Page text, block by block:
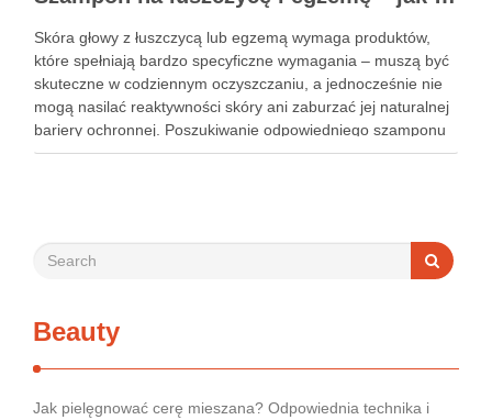
Skóra głowy z łuszczycą lub egzemą wymaga produktów,
które spełniają bardzo specyficzne wymagania – muszą być
skuteczne w codziennym oczyszczaniu, a jednocześnie nie
mogą nasilać reaktywności skóry ani zaburzać jej naturalnej
bariery ochronnej. Poszukiwanie odpowiedniego szamponu
bywa dla wielu pacjentów procesem długim i frustrującym, bo
Beauty
Jak pielęgnować cerę mieszana? Odpowiednia technika i